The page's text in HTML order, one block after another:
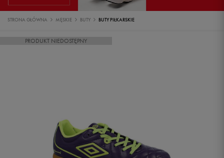
STRONA GŁÓWNA MĘSKIE BUTY BUTY PIŁKARSKIE
PRODUKT NIEDOSTĘPNY